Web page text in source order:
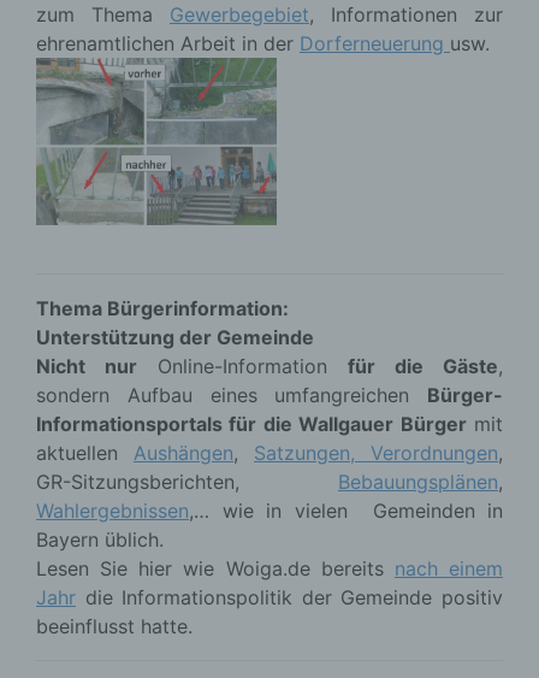
zum Thema Gewerbegebiet, Informationen zur
ehrenamtlichen Arbeit in der Dorferneuerung usw.
Thema Bürgerinformation:
Unterstützung der Gemeinde
Nicht nur Online-Information für die Gäste,
sondern Aufbau eines umfangreichen Bürger-
Informationsportals für die Wallgauer Bürger mit
aktuellen Aushängen, Satzungen, Verordnungen,
GR-Sitzungsberichten, Bebauungsplänen,
Wahlergebnissen,… wie in vielen Gemeinden in
Bayern üblich.
Lesen Sie hier wie Woiga.de bereits nach einem
Jahr die Informationspolitik der Gemeinde positiv
beeinflusst hatte.